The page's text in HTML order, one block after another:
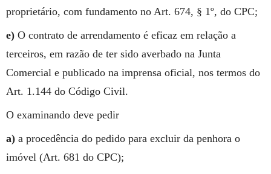
proprietário, com fundamento no Art. 674, § 1º, do CPC;
e) O contrato de arrendamento é eficaz em relação a
terceiros, em razão de ter sido averbado na Junta
Comercial e publicado na imprensa oficial, nos termos do
Art. 1.144 do Código Civil.
O examinando deve pedir
a) a procedência do pedido para excluir da penhora o
imóvel (Art. 681 do CPC);